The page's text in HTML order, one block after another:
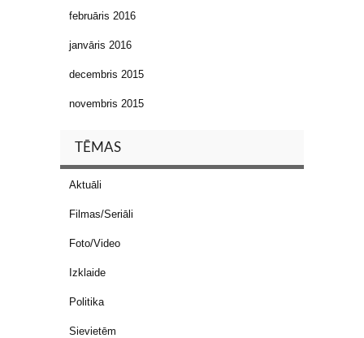
februāris 2016
janvāris 2016
decembris 2015
novembris 2015
TĒMAS
Aktuāli
Filmas/Seriāli
Foto/Video
Izklaide
Politika
Sievietēm